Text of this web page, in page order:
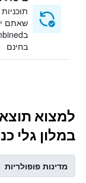
שאתם
בחינם
למצוא
במלון גלי
מדינות פופולריות